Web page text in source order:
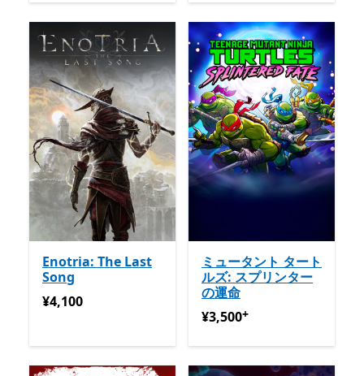
Enotria: The Last
Song
¥4,100
¥4,100
ミュータント タート
ルズ: スプリンター
の運命
¥3,500アプリ内購入が提供
¥3,500+